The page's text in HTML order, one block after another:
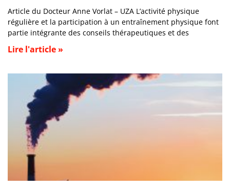
Article du Docteur Anne Vorlat – UZA L’activité physique
régulière et la participation à un entraînement physique font
partie intégrante des conseils thérapeutiques et des
Lire l'article »